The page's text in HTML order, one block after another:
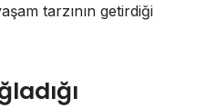
tarzının getirdiği